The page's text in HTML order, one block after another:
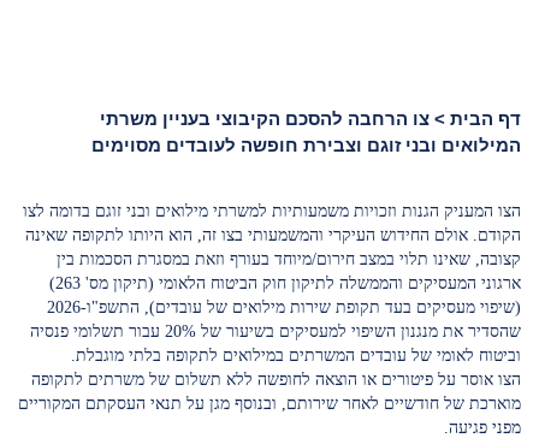
דף הבית > צו הרחבה להסכם הקיבוצי בעניין משרתי
המילואים ובני זוגם וצבירת חופשה לעובדים מסוימים
הצו המעניק הגנות וזכויות משמעותיות למשרתי מילואים ובני זוגם בדומה לצו
הקודם. אולם החידוש העיקרי והמשמעותי בצו זה, הוא היותו לתקופה שאינה
קצובה, שאינו תלוי במצב חירום/מיוחד בעורף וזאת במסגרת הסכמות בין
ארגוני המעסיקים והממשלה לתיקון חוק הביטוח הלאומי (תיקון מס' 263)
(שיפוי מעסיקים בעד תקופת שירות מילואים של עובדים), התשפ"ו-2026
שהסדיר את מנגנון השיפוי למעסיקים בשיעור של 20% עבור תשלומי פנסיה
וביטוח לאומי של עובדים המשרתים במילואים לתקופה בלתי מוגבלת.
הצו אוסר על פיטורים או הוצאה לחופשה ללא תשלום של משרתים לתקופה
מוארכת של חודשיים לאחר שירותם, ובנוסף מגן על תנאי העסקתם המקוריים
מפני פגיעה.